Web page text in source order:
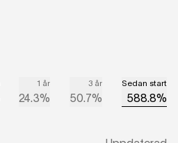
1 år
24.3%
3 år
50.7%
Sedan start
588.8%